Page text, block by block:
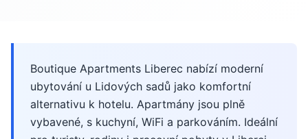
Boutique Apartments Liberec nabízí moderní
ubytování u Lidových sadů jako komfortní
alternativu k hotelu. Apartmány jsou plně
vybavené, s kuchyní, WiFi a parkováním. Ideální